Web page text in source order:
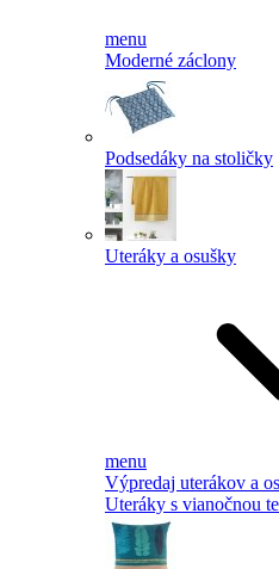
menu
Moderné záclony
Podsedáky na stoličky
Uteráky a osušky
menu
Výpredaj uterákov a
Uteráky s vianočnou